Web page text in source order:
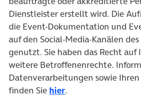
Dienstleister erstellt wird. Die
die Event-Dokumentation und
auf den Social-Media-Kanälen
genutzt. Sie haben das Recht
weitere Betroffenenrechte.
Datenverarbeitungen sowie
finden Sie hier.